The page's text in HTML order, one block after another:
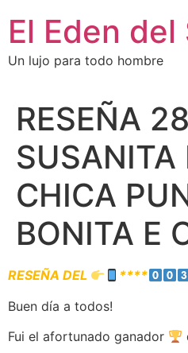
El Eden del
Un lujo para todo hombre
RESEÑA
SUSANITA
CHICA
BONITA E
RESEÑA DEL
****
Buen día a todos!
Fui el afortunado ganador